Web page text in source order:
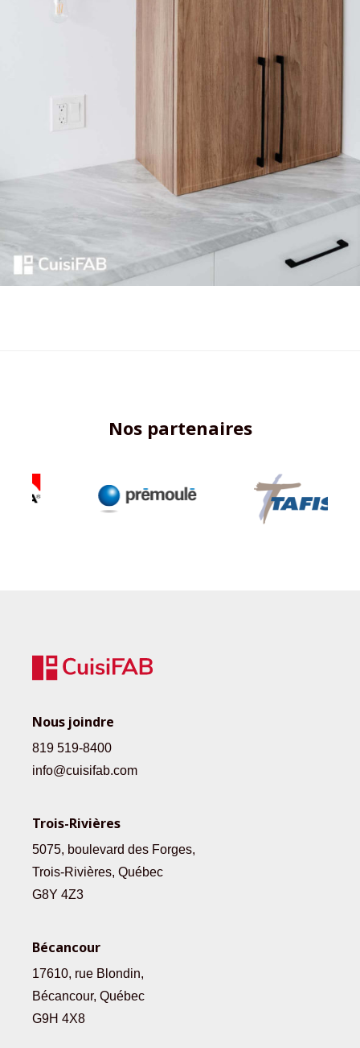
Nos partenaires
Nous joindre
819 519-8400
info@cuisifab.com
Trois-Rivières
5075, boulevard des Forges,
Trois-Rivières, Québec
G8Y 4Z3
Bécancour
17610, rue Blondin,
Bécancour, Québec
G9H 4X8